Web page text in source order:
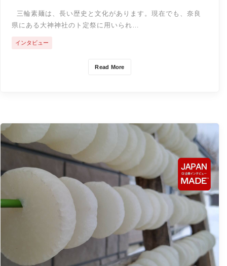
三輪素麺は、長い歴史と文化があります。現在でも、奈良
県にある大神神社のト定祭に用いられ…
Read More
インタビュー